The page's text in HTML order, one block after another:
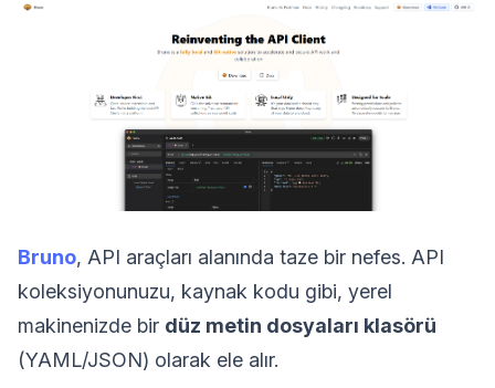
Bruno, API araçları alanında taze bir nefes. API
koleksiyonunuzu, kaynak kodu gibi, yerel
makinenizde bir düz metin dosyaları klasörü
(YAML/JSON) olarak ele alır.